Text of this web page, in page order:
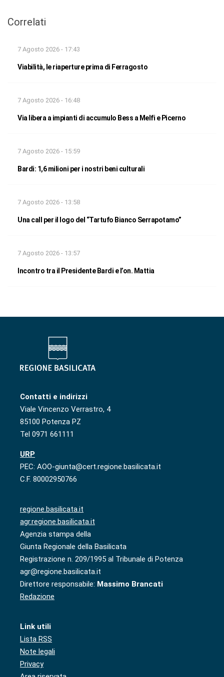
Correlati
7 Agosto 2026 - 17:43
Viabilità, le riaperture prima di Ferragosto
7 Agosto 2026 - 16:48
Via libera a impianti di accumulo Bess a Melfi e Picerno
7 Agosto 2026 - 15:59
Bardi: 1,6 milioni per i nostri beni culturali
7 Agosto 2026 - 13:58
Una call per il logo del “Tartufo Bianco Serrapotamo”
7 Agosto 2026 - 13:57
Incontro tra il Presidente Bardi e l’on. Mattia
Contatti e indirizzi
Viale Vincenzo Verrastro, 4
85100 Potenza PZ
Tel 0971 661111
URP
PEC: AOO-giunta@cert.regione.basilicata.it
C.F. 80002950766
regione.basilicata.it
agr.regione.basilicata.it
Agenzia stampa della
Giunta Regionale della Basilicata
Registrazione n. 209/1995 al Tribunale di Potenza
agr@regione.basilicata.it
Direttore responsabile: Massimo Brancati
Redazione
Link utili
Lista RSS
Note legali
Privacy